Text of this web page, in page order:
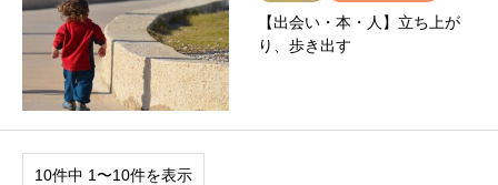
【出会い・本・人】立ち上が
り、歩き出す
10件中 1〜10件を表示